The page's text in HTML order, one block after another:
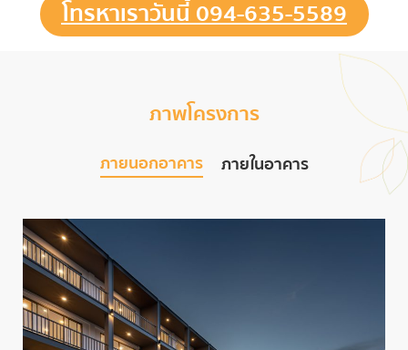
โทรหาเราวันนี้ 094-635-5589
ภาพโครงการ
ภายนอกอาคาร ภายในอาคาร